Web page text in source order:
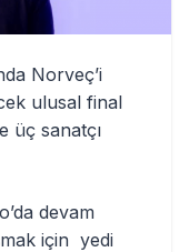
Norveç’i
ulusal final
üç sanatçı
devam
için yedi